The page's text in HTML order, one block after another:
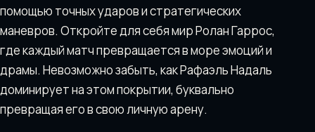
помощью точных ударов и стратегических
маневров. Откройте для себя мир Ролан Гаррос,
где каждый матч превращается в море эмоций и
драмы. Невозможно забыть, как Рафаэль Надаль
доминирует на этом покрытии, буквально
превращая его в свою личную арену.